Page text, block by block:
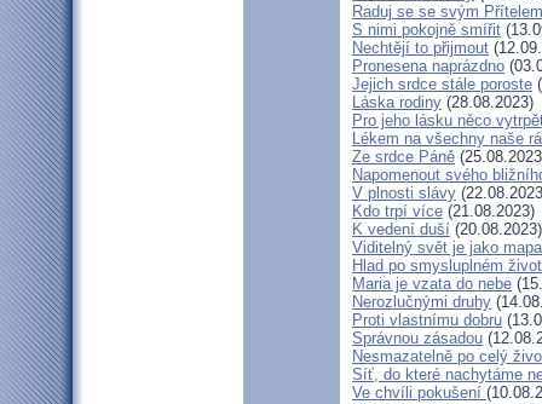
Raduj se se svým Přítelem
S nimi pokojně smířit
Nechtějí to přijmout
Pronesena naprázdno
Jejich srdce stále poroste
Láska rodiny (28.08.2023)
Pro jeho lásku něco
Lékem na všechny naše
Ze srdce Páně
Napomenout svého
V plnosti slávy
Kdo trpí více (21.08.2023)
K vedení duší (20.08.2023)
Viditelný svět je jako mapa
Hlad po smysluplném
Maria je vzata do nebe
Nerozlučnými druhy
Proti vlastnímu dobru
Správnou zásadou
Nesmazatelně po celý
Síť, do které nachytáme
Ve chvíli pokušení